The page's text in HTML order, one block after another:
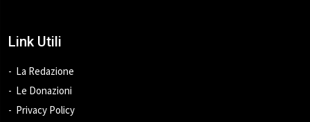
Link Utili
La Redazione
Le Donazioni
Privacy Policy